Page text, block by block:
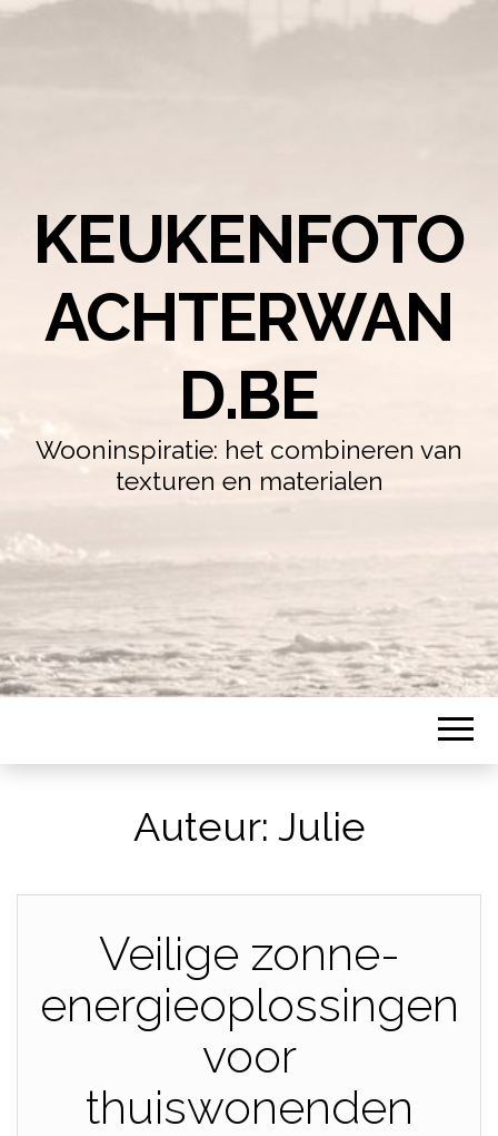
KEUKENFOTO
ACHTERWAN
D.BE
Wooninspiratie: het combineren van
texturen en materialen
Auteur: Julie
Veilige zonne-
energieoplossingen
voor
thuiswonenden